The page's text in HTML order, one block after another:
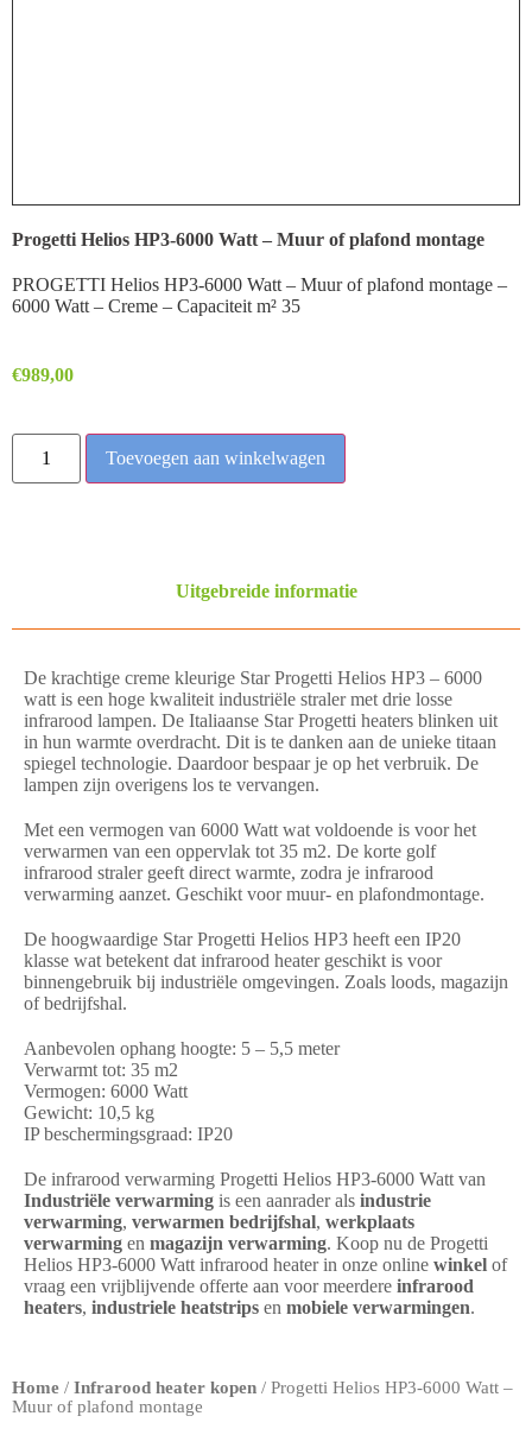
Progetti Helios HP3-6000 Watt – Muur of plafond montage
PROGETTI Helios HP3-6000 Watt – Muur of plafond montage –
6000 Watt – Creme – Capaciteit m² 35
€989,00
Toevoegen aan winkelwagen
Uitgebreide informatie
De krachtige creme kleurige Star Progetti Helios HP3 – 6000
watt is een hoge kwaliteit industriële straler met drie losse
infrarood lampen. De Italiaanse Star Progetti heaters blinken uit
in hun warmte overdracht. Dit is te danken aan de unieke titaan
spiegel technologie. Daardoor bespaar je op het verbruik. De
lampen zijn overigens los te vervangen.
Met een vermogen van 6000 Watt wat voldoende is voor het
verwarmen van een oppervlak tot 35 m2. De korte golf
infrarood straler geeft direct warmte, zodra je infrarood
verwarming aanzet. Geschikt voor muur- en plafondmontage.
De hoogwaardige Star Progetti Helios HP3 heeft een IP20
klasse wat betekent dat infrarood heater geschikt is voor
binnengebruik bij industriële omgevingen. Zoals loods, magazijn
of bedrijfshal.
Aanbevolen ophang hoogte: 5 – 5,5 meter
Verwarmt tot: 35 m2
Vermogen: 6000 Watt
Gewicht: 10,5 kg
IP beschermingsgraad: IP20
De infrarood verwarming Progetti Helios HP3-6000 Watt van
Industriële verwarming is een aanrader als industrie
verwarming, verwarmen bedrijfshal, werkplaats
verwarming en magazijn verwarming. Koop nu de Progetti
Helios HP3-6000 Watt infrarood heater in onze online winkel of
vraag een vrijblijvende offerte aan voor meerdere infrarood
heaters, industriele heatstrips en mobiele verwarmingen.
Home / Infrarood heater kopen / Progetti Helios HP3-6000 Watt –
Muur of plafond montage